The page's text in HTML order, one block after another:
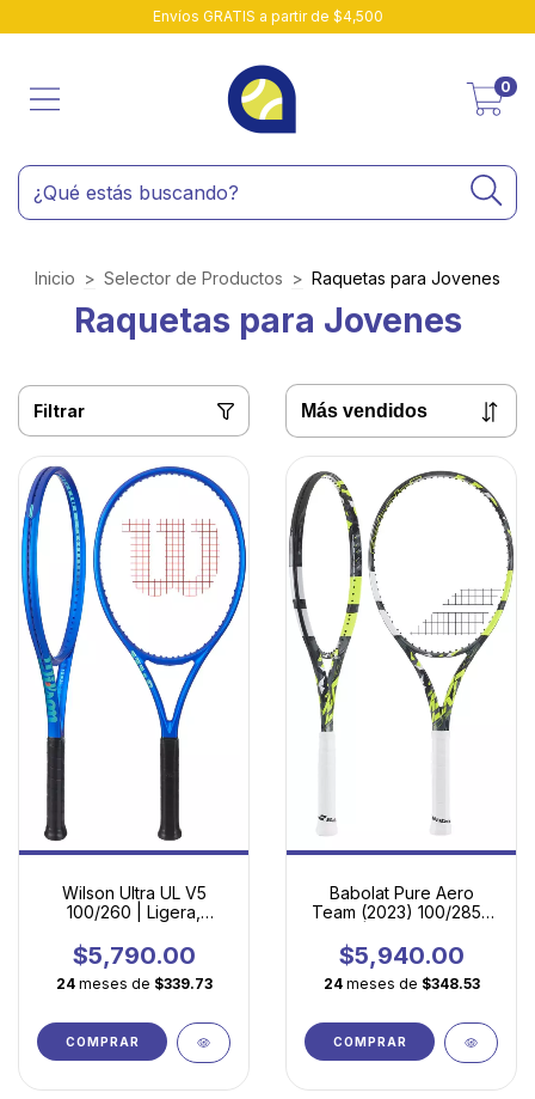
Envíos GRATIS a partir de $4,500
0
Inicio > Selector de Productos > Raquetas para Jovenes
Raquetas para Jovenes
Filtrar
Wilson Ultra UL V5
100/260 | Ligera,
impulsar tu juego
$5,790.00
24 meses de $339.73
COMPRAR
Babolat Pure Aero
Team (2023) 100/285 |
Moderno
$5,940.00
24 meses de $348.53
COMPRAR